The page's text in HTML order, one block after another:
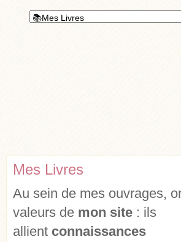
Mes Livres
Au sein de mes ouvrages,
valeurs de mon site : ils
allient connaissances